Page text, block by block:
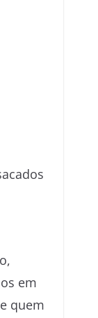
em
quem